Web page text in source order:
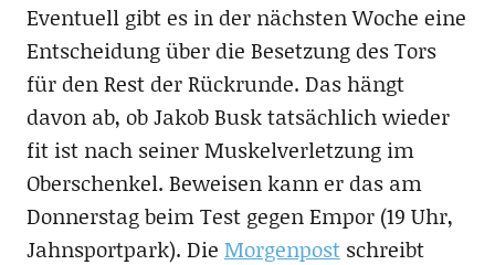
Eventuell gibt es in der nächsten Woche eine
Entscheidung über die Besetzung des Tors
für den Rest der Rückrunde. Das hängt
davon ab, ob Jakob Busk tatsächlich wieder
fit ist nach seiner Muskelverletzung im
Oberschenkel. Beweisen kann er das am
Donnerstag beim Test gegen Empor (19 Uhr,
Jahnsportpark). Die Morgenpostschreibt